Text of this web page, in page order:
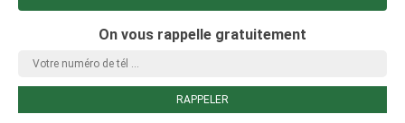
On vous rappelle gratuitement